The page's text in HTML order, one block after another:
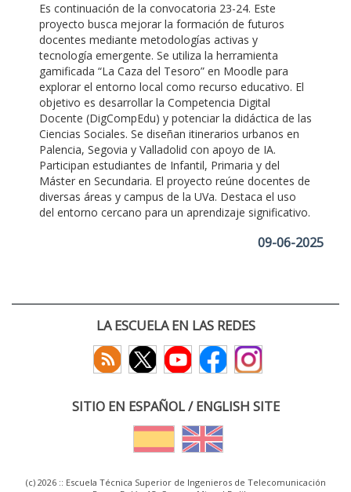
Es continuación de la convocatoria 23-24. Este
proyecto busca mejorar la formación de futuros
docentes mediante metodologías activas y
tecnología emergente. Se utiliza la herramienta
gamificada “La Caza del Tesoro” en Moodle para
explorar el entorno local como recurso educativo. El
objetivo es desarrollar la Competencia Digital
Docente (DigCompEdu) y potenciar la didáctica de las
Ciencias Sociales. Se diseñan itinerarios urbanos en
Palencia, Segovia y Valladolid con apoyo de IA.
Participan estudiantes de Infantil, Primaria y del
Máster en Secundaria. El proyecto reúne docentes de
diversas áreas y campus de la UVa. Destaca el uso
del entorno cercano para un aprendizaje significativo.
09-06-2025
LA ESCUELA EN LAS REDES
SITIO EN ESPAÑOL / ENGLISH SITE
(c) 2026 :: Escuela Técnica Superior de Ingenieros de Telecomunicación